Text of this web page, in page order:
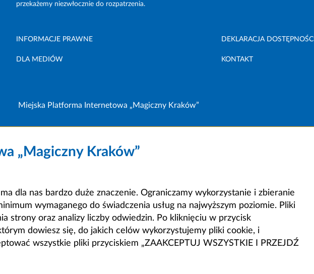
przekażemy niezwłocznie do rozpatrzenia.
INFORMACJE PRAWNE DEKLARACJA DOSTĘPNOŚCI
DLA MEDIÓW KONTAKT
Miejska Platforma Internetowa „Magiczny Kraków”
„Magiczny Kraków”
dla nas bardzo duże znaczenie. Ograniczamy wykorzystanie i zbieranie
wymaganego do świadczenia usług na najwyższym poziomie. Pliki
strony oraz analizy liczby odwiedzin. Po kliknięciu w przycisk
dowiesz się, do jakich celów wykorzystujemy pliki cookie, i
wszystkie pliki przyciskiem „ZAAKCEPTUJ WSZYSTKIE I PRZEJDŹ